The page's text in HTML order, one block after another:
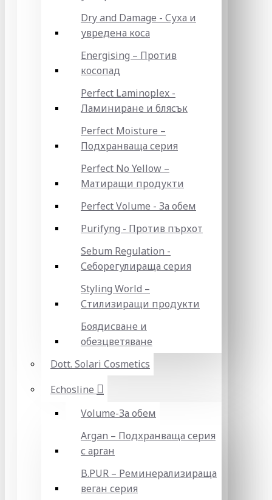
Dry and Damage - Суха и
увредена коса
Energising – Против
косопад
Perfect Laminoplex -
Ламиниране и блясък
Perfect Moisture –
Подхранваща серия
Perfect No Yellow –
Матиращи продукти
Perfect Volume - За обем
Purifyng - Против пърхот
Sebum Regulation -
Себорегулираща серия
Styling World –
Стилизиращи продукти
Боядисване и
обезцветяване
Dott. Solari Cosmetics
Echosline
Volume-За обем
Argan – Подхранваща серия
с арган
B.PUR – Реминерализираща
веган серия